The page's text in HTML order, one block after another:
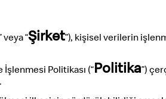
veya “Şirket”), kişisel verilerin
Politikası (“Politika”)